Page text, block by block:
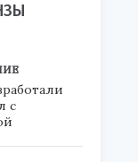
с